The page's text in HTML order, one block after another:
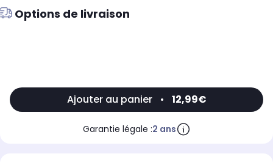
Options de livraison
Ajouter au panier • 12,99€
Garantie légale :2 ans